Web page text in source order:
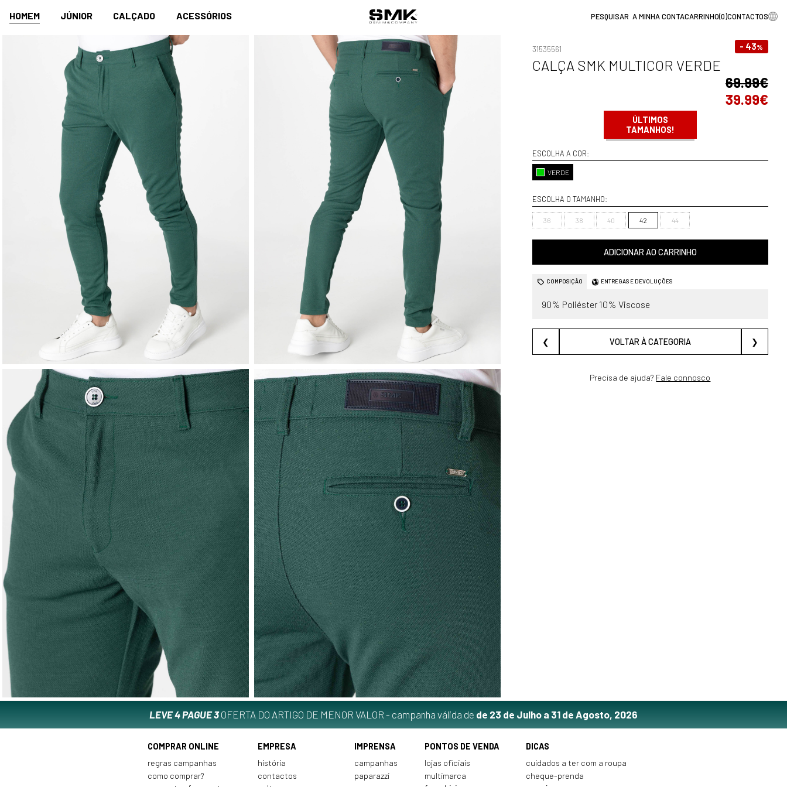
HOMEM JÚNIOR CALÇADO ACESSÓRIOS A MINHA CONTACARRINHO(0)CONTACTOS
- 43%
31535561
CALÇA SMK MULTICOR VERDE
69.99€
39.99€
ÚLTIMOS
TAMANHOS!
ESCOLHA A COR:
VERDE
ESCOLHA O TAMANHO:
36 38 40 42 44
ADICIONAR AO CARRINHO
COMPOSIÇÃO ENTREGAS E DEVOLUÇÕES
90% Poliéster 10% Viscose
❮ VOLTAR À CATEGORIA ❯
Precisa de ajuda? Fale connosco
LEVE 4 PAGUE 3OFERTA DO ARTIGO DE MENOR VALOR - campanha válida de de 23 de Julho a 31 de Agosto, 2026
COMPRAR ONLINE
regras campanhas
como comprar?
EMPRESA
história
contactos
IMPRENSA
campanhas
paparazzi
PONTOS DE VENDA
lojas oficiais
multimarca
DICAS
cuidados a ter com a roupa
cheque-prenda